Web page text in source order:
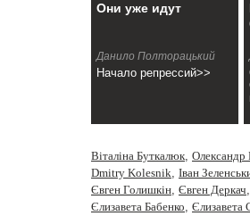
Они уже идут
Данило Полторацький
Начало репрессий>>
Віталіна Буткалюк, Олександр
Dmitry Kolesnik, Iван
Євген Голишкін, Євген Деркач,
Єлизавета Бабенко, Єлизавета